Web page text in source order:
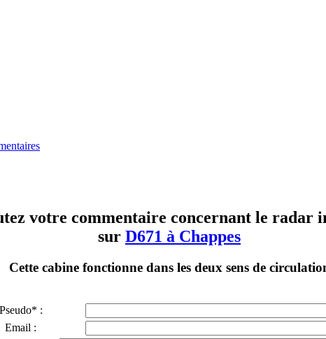
votre commentaire concernant le radar
sur D671 à Chappes
Cette cabine fonctionne dans les deux sens de
Pseudo* :
Email :